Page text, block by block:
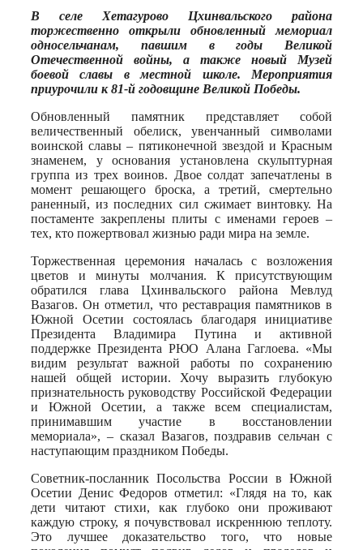
Print
В селе Хетагурово Цхинвальского района
торжественно открыли обновленный мемориал
односельчанам, павшим в годы Великой
Отечественной войны, а также новый Музей
боевой славы в местной школе. Мероприятия
приурочили к 81-й годовщине Великой Победы.
Обновленный памятник представляет собой
величественный обелиск, увенчанный символами
воинской славы – пятиконечной звездой и Красным
знаменем, у основания установлена скульптурная
группа из трех воинов. Двое солдат запечатлены в
момент решающего броска, а третий, смертельно
раненный, из последних сил сжимает винтовку. На
постаменте закреплены плиты с именами героев –
тех, кто пожертвовал жизнью ради мира на земле.
Торжественная церемония началась с возложения
цветов и минуты молчания. К присутствующим
обратился глава Цхинвальского района Мевлуд
Вазагов. Он отметил, что реставрация памятников в
Южной Осетии состоялась благодаря инициативе
Президента Владимира Путина и активной
поддержке Президента РЮО Алана Гаглоева. «Мы
видим результат важной работы по сохранению
нашей общей истории. Хочу выразить глубокую
признательность руководству Российской Федерации
и Южной Осетии, а также всем специалистам,
принимавшим участие в восстановлении
мемориала», – сказал Вазагов, поздравив сельчан с
наступающим праздником Победы.
Советник-посланник Посольства России в Южной
Осетии Денис Федоров отметил: «Глядя на то, как
дети читают стихи, как глубоко они проживают
каждую строку, я почувствовал искреннюю теплоту.
Это лучшее доказательство того, что новые